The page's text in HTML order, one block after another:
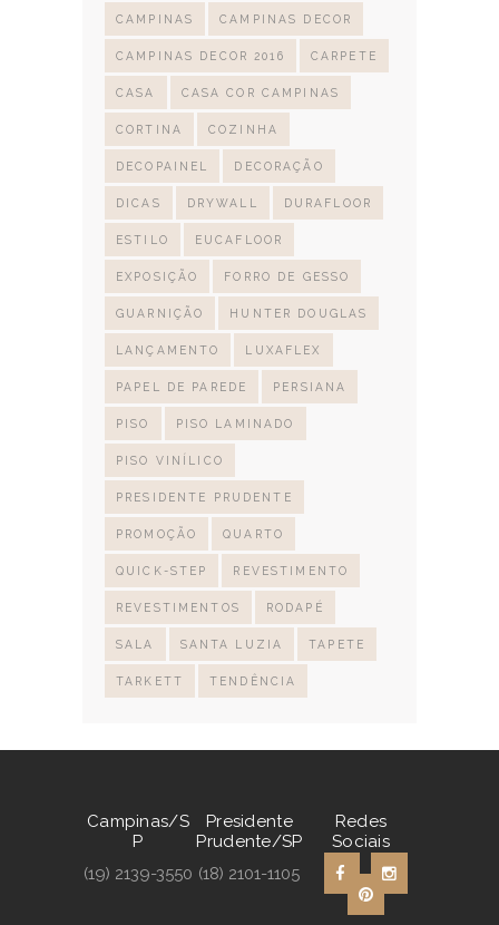
CAMPINAS CAMPINAS DECOR
CAMPINAS DECOR 2016 CARPETE
CASA CASA COR CAMPINAS
CORTINA COZINHA
DECOPAINEL DECORAÇÃO
DICAS DRYWALL DURAFLOOR
ESTILO EUCAFLOOR
EXPOSIÇÃO FORRO DE GESSO
GUARNIÇÃO HUNTER DOUGLAS
LANÇAMENTO LUXAFLEX
PAPEL DE PAREDE PERSIANA
PISO PISO LAMINADO
PISO VINÍLICO
PRESIDENTE PRUDENTE
PROMOÇÃO QUARTO
QUICK-STEP REVESTIMENTO
REVESTIMENTOS RODAPÉ
SALA SANTA LUZIA TAPETE
TARKETT TENDÊNCIA
Campinas/S
P
(19) 2139-3550
Presidente
Prudente/SP
(18) 2101-1105
Redes
Sociais